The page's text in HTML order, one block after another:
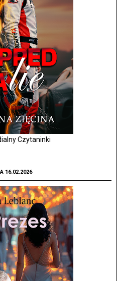
Czytaninki
16.02.2026